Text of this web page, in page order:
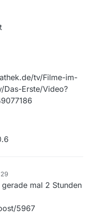
tv/Filme-im-
Das-Erste/Video?
mal 2 Stunden
5967